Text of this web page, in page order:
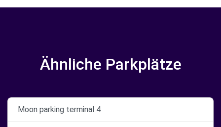
Ähnliche Parkplätze
Moon parking terminal 4